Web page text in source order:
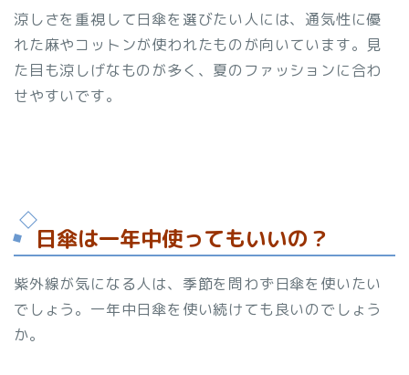
涼しさを重視して日傘を選びたい人には、通気性に優
れた麻やコットンが使われたものが向いています。見
た目も涼しげなものが多く、夏のファッションに合わ
せやすいです。
日傘は一年中使ってもいいの？
紫外線が気になる人は、季節を問わず日傘を使いたい
でしょう。一年中日傘を使い続けても良いのでしょう
か。